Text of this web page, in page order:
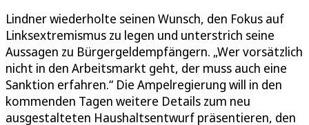
Lindner wiederholte seinen Wunsch, den Fokus auf
Linksextremismus zu legen und unterstrich seine
Aussagen zu Bürgergeldempfängern. „Wer vorsätzlich
nicht in den Arbeitsmarkt geht, der muss auch eine
Sanktion erfahren.“ Die Ampelregierung will in den
kommenden Tagen weitere Details zum neu
ausgestalteten Haushaltsentwurf präsentieren, den